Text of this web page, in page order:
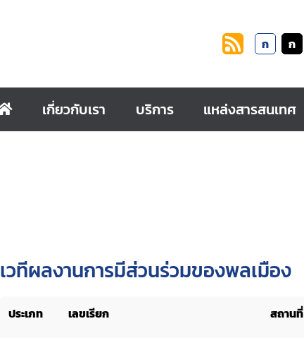
ก ก
เกี่ยวกับเรา บริการ แหล่งสารสนเทศ
เวทีผลงานการมีส่วนร่วมของพลเมือง
ประเภท เลขเรียก สถานที่